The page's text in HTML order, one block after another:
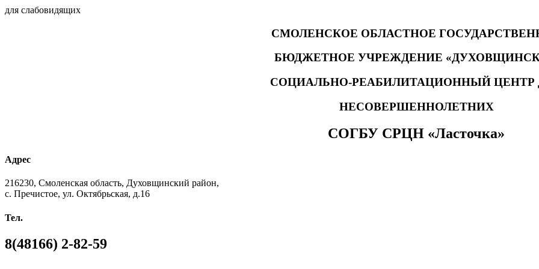
для слабовидящих
СМОЛЕНСКОЕ ОБЛАСТНОЕ
БЮДЖЕТНОЕ УЧРЕЖДЕНИЕ
СОЦИАЛЬНО-РЕАБИЛИТАЦИОННЫЙ ЦЕНТР
НЕСОВЕРШЕННОЛЕТНИХ
СОГБУ СРЦН «Ласточка»
Адрес
216230, Смоленская область, Духовщинский район,
с. Пречистое, ул. Октябрьская, д.16
Тел.
8(48166) 2-82-59